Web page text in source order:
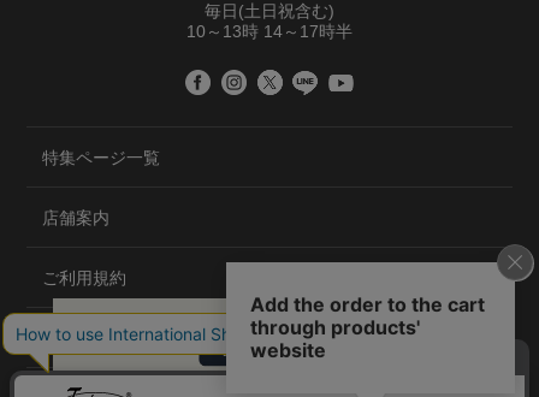
毎日(土日祝含む)
10～13時 14～17時半
特集ページ一覧
店舗案内
ご利用規約
プライバシーポリシー